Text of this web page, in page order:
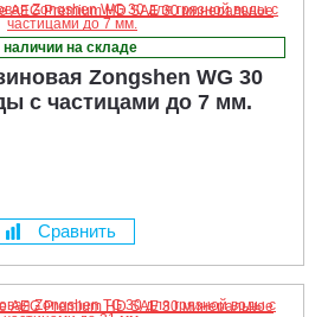
на складе
Zongshen WG 30
с частицами до 7 мм.
Сравнить